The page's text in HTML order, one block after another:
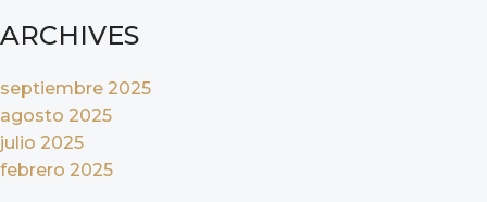
ARCHIVES
septiembre 2025
agosto 2025
julio 2025
febrero 2025